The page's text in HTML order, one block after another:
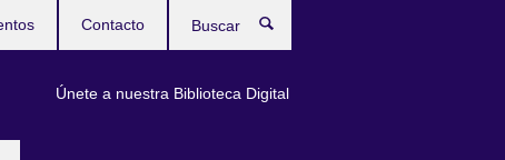
Únete a nuestra Biblioteca Digital
Contacto